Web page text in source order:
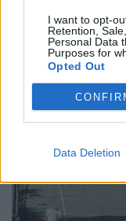
I want to opt-
Retention,
Personal Data
Purposes for
Opted Out
Data Deletion